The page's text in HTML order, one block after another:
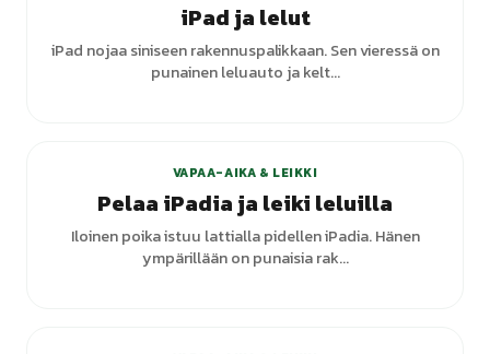
iPad ja lelut
iPad nojaa siniseen rakennuspalikkaan. Sen vieressä on
punainen leluauto ja kelt...
VAPAA-AIKA & LEIKKI
Pelaa iPadia ja leiki leluilla
Iloinen poika istuu lattialla pidellen iPadia. Hänen
ympärillään on punaisia rak...